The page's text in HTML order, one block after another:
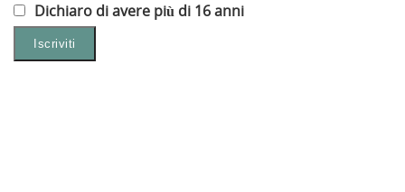
Dichiaro di avere più di 16 anni